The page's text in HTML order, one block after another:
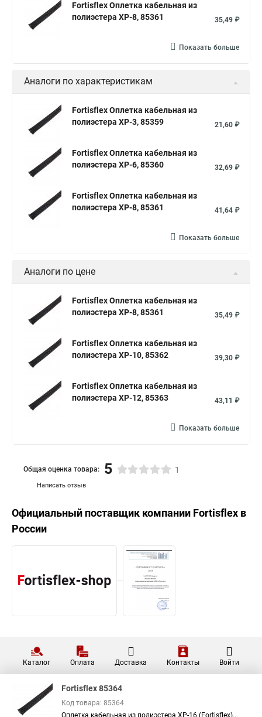
Fortisflex Оплетка кабельная из
полиэстера XP-8, 85361
35,49 ₽
Показать больше
Аналоги по характеристикам
Fortisflex Оплетка кабельная из
полиэстера XP-3, 85359
21,60 ₽
Fortisflex Оплетка кабельная из
полиэстера XP-6, 85360
32,69 ₽
Fortisflex Оплетка кабельная из
полиэстера XP-8, 85361
41,64 ₽
Показать больше
Аналоги по цене
Fortisflex Оплетка кабельная из
полиэстера XP-8, 85361
35,49 ₽
Fortisflex Оплетка кабельная из
полиэстера XP-10, 85362
39,30 ₽
Fortisflex Оплетка кабельная из
полиэстера XP-12, 85363
43,11 ₽
Показать больше
Написать отзыв
Общая оценка товара: 5 1
Официальный поставщик компании Fortisflex в
России
Каталог Оплата Доставка Контакты Войти
Fortisflex 85364
Код товара: 85364
Оплетка кабельная из полиэстера XP-16 (Fortisflex)...